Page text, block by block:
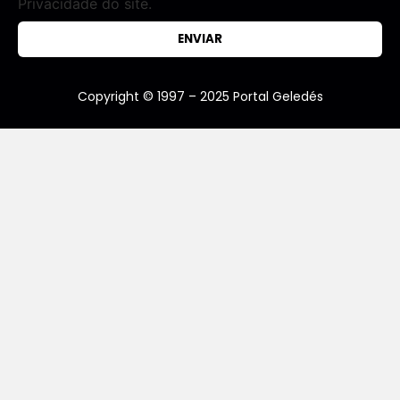
ENVIAR
Copyright © 1997 – 2025 Portal Geledés